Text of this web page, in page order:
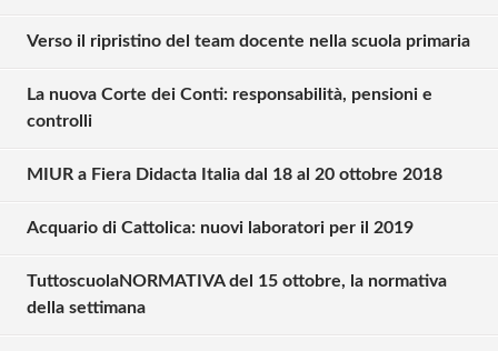
Verso il ripristino del team docente nella scuola primaria
La nuova Corte dei Conti: responsabilità, pensioni e
controlli
MIUR a Fiera Didacta Italia dal 18 al 20 ottobre 2018
Acquario di Cattolica: nuovi laboratori per il 2019
TuttoscuolaNORMATIVA del 15 ottobre, la normativa
della settimana
Solo gli utenti registrati possono